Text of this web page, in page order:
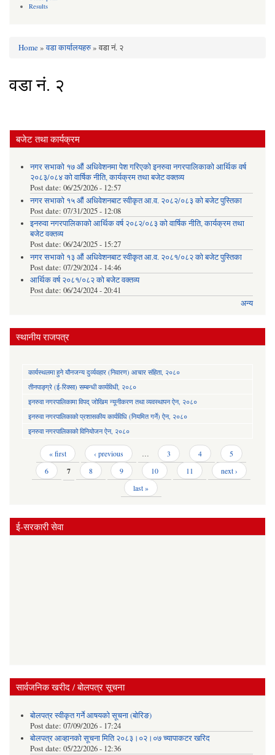
Results
Home»वडा कार्यालयहरु» वडा नं. २
वडा नं. २
बजेट तथा कार्यक्रम
नगर सभाको १७ औं अधिवेशनमा पेश गरिएको इनरुवा नगरपालिकाको आर्थिक वर्ष
२०८३/०८४ को वार्षिक नीति, कार्यक्रम तथा बजेट वक्तव्य
Post date: 06/25/2026 - 12:57
नगर सभाको १५ औं अधिवेशनबाट स्वीकृत आ.व. २०८२/०८३ को बजेट पुस्तिका
Post date: 07/31/2025 - 12:08
इनरुवा नगरपालिकाको आर्थिक वर्ष २०८२/०८३ को वार्षिक नीति, कार्यक्रम तथा
बजेट वक्तव्य
Post date: 06/24/2025 - 15:27
नगर सभाको १३ औं अधिवेशनबाट स्वीकृत आ.व. २०८१/०८२ को बजेट पुस्तिका
Post date: 07/29/2024 - 14:46
आर्थिक वर्ष २०८१/०८२ को बजेट वक्तव्य
Post date: 06/24/2024 - 20:41
अन्य
स्थानीय राजपत्र
कार्यस्थलमा हुने यौनजन्य दुर्व्यवहार (निवारण) आचार संहिता, २०८०
तीनपाङ्ग्रे (ई-रिक्सा) सम्बन्धी कार्यविधी, २०८०
इनरुवा नगरपालिकामा विपद् जोखिम न्यूनीकरण तथा व्यवस्थापन ऐन, २०८०
इनरुवा नगरपालिकाको प्रशासकीय कार्यविधि (नियमित गर्ने) ऐन, २०८०
इनरुवा नगरपालिकाको विनियोजन ऐन, २०८०
Pages « first ‹ previous … 3 4
5
6
7 8 9 10 11
next ›
last »
ई-सरकारी सेवा
सार्वजनिक खरीद / बोलपत्र सूचना
बोलपत्र स्वीकृत गर्ने आषयको सूचना (बोरिङ)
Post date: 07/09/2026 - 17:24
बोलपत्र आव्हानको सूचना मिति २०८३।०२।०७ च्यापाकटर खरिद
Post date: 05/22/2026 - 12:36